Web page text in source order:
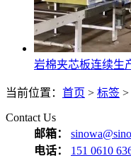
岩棉夹芯板连续生
当前位置： 首页 > 标签 >
Contact Us
邮箱：
电话：
151 0610